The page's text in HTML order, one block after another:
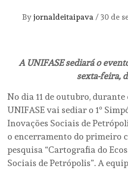
By jornaldeitaipava / 30 de
A UNIFASE sediará o
sexta-feira,
No dia 11 de outubro, durante
UNIFASE vai sediar o 1º
Inovações Sociais de
o encerramento do primeiro
pesquisa “Cartografia do
Sociais de Petrópolis”. A